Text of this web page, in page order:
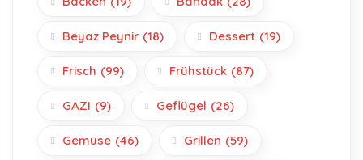
Beyaz Peynir (18) Dessert (19)
Frisch (99) Frühstück (87)
GAZI (9) Geflügel (26)
Gemüse (46) Grillen (59)